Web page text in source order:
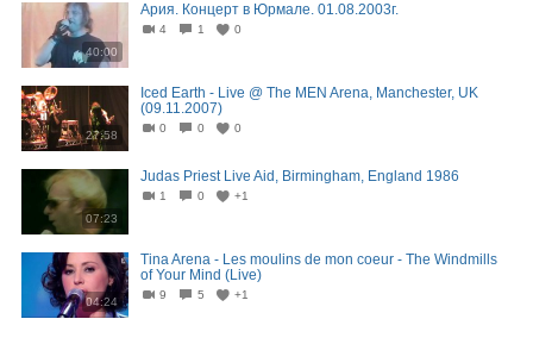
40:00
Ария. Концерт в Юрмале. 01.08.2003г.
4 1 0
27:58
Iced Earth - Live @ The MEN Arena, Manchester, UK
(09.11.2007)
0 0 0
07:23
Judas Priest Live Aid, Birmingham, England 1986
1 0 +1
04:24
Tina Arena - Les moulins de mon coeur - The Windmills
of Your Mind (Live)
9 5 +1